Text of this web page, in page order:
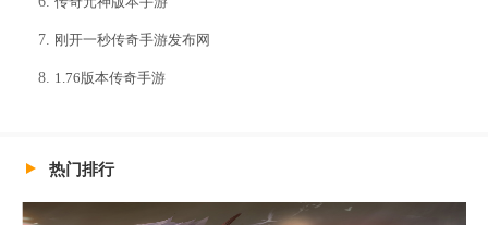
刚开一秒传奇手游发布网
1.76版本传奇手游
热门排行